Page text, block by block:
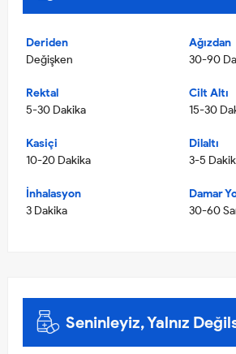
Deriden
Değişken
Ağızdan
30-90
Rektal
5-30 Dakika
Cilt Altı
15-30
Kasiçi
10-20 Dakika
Dilaltı
3-5
İnhalasyon
3 Dakika
Damar
30-60
Seninleyiz, Yalnız